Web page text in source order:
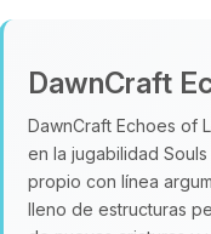
DawnCraft
DawnCraft Echoes of
en la jugabilidad
propio con línea
lleno de estructuras